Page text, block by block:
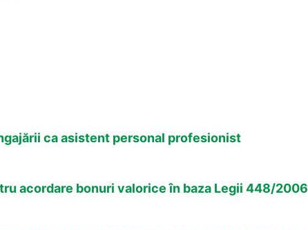
ca asistent personal profesionist
acordare bonuri valorice în baza Legii 448/2006